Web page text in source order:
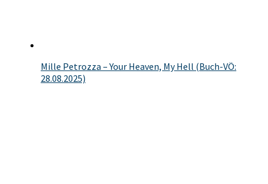
Mille Petrozza – Your Heaven, My Hell (Buch-VÖ:
28.08.2025)